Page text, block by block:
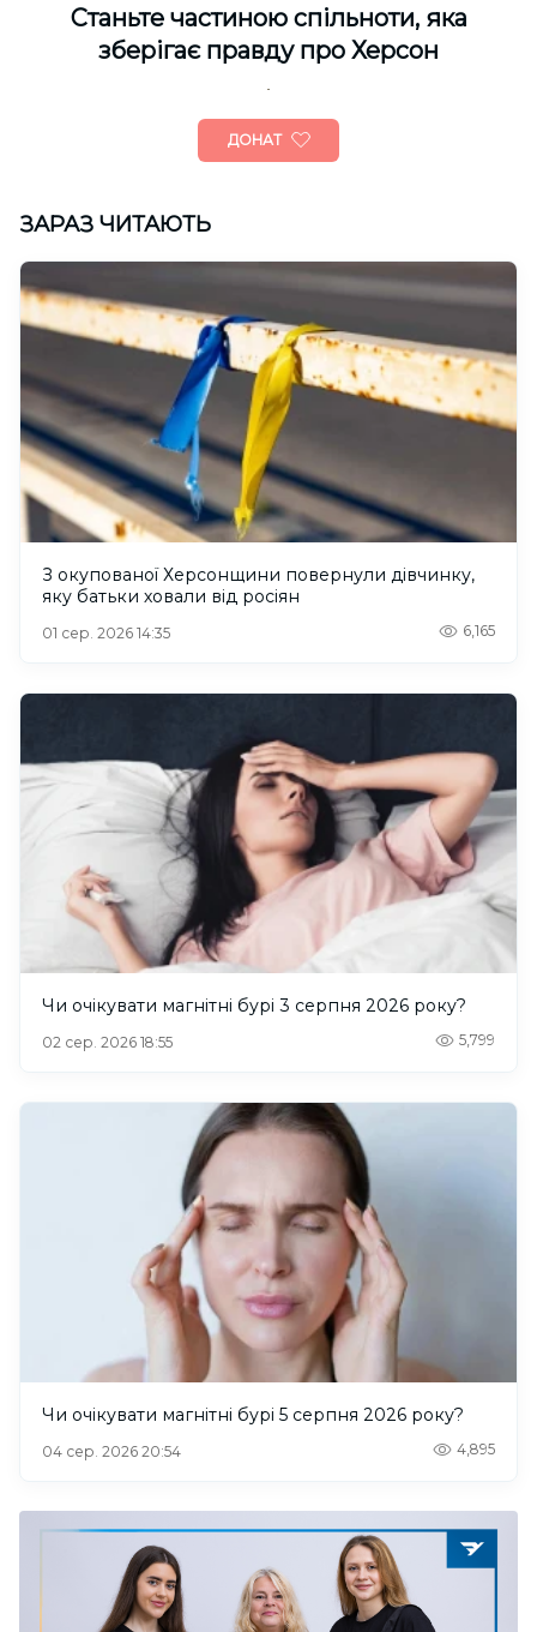
Cтаньте частиною спільноти, яка
зберігає правду про Херсон
ДОНАТ
ЗАРАЗ ЧИТАЮТЬ
З окупованої Херсонщини повернули дівчинку,
яку батьки ховали від росіян
01 сер. 2026 14:35 6,165
Чи очікувати магнітні бурі 3 серпня 2026 року?
02 сер. 2026 18:55 5,799
Чи очікувати магнітні бурі 5 серпня 2026 року?
04 сер. 2026 20:54 4,895